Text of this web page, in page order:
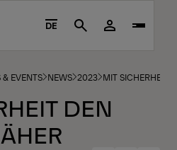
DE Search
& EVENTS NEWS 2023 MIT SICHERHEIT
DEN